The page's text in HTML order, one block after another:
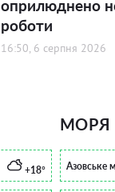
оприлюднено
роботи
16:50, 6 серпня 2026
+18°
МОРЯ
Азовське